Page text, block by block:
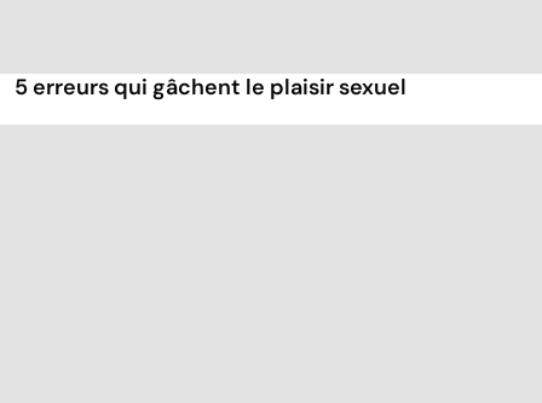
5 erreurs qui gâchent le plaisir sexuel